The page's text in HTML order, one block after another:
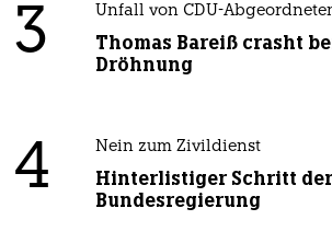
3 Unfall von CDU-
Thomas Bareiß crasht
Dröhnung
4 Nein zum Zivildienst
Hinterlistiger Schritt der
Bundesregierung